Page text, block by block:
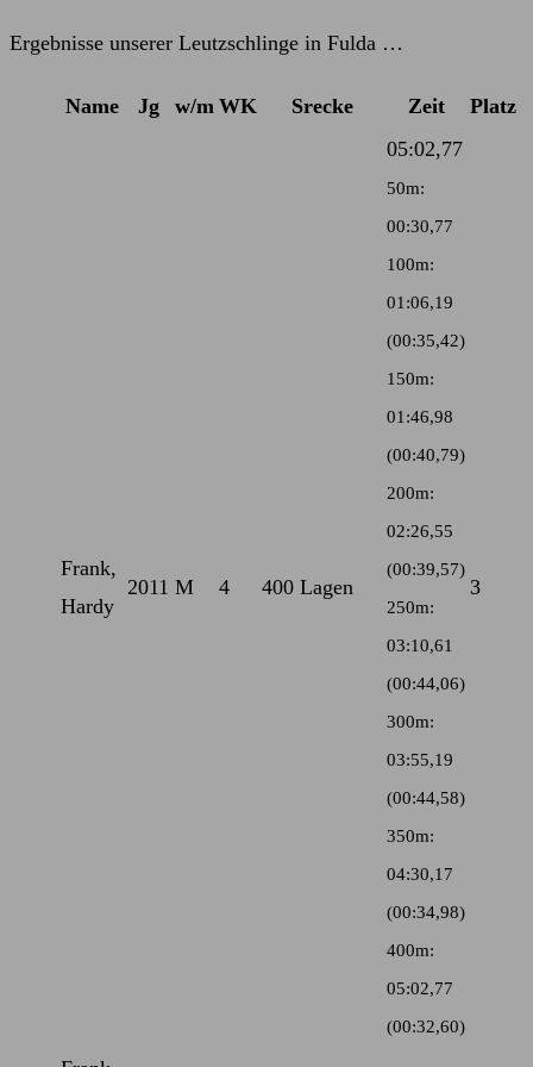
Ergebnisse unserer Leutzschlinge in Fulda …
Name Jg w/m WK Srecke Zeit Platz
Frank,
Hardy
2011 M 4 400 Lagen
05:02,77
50m:
00:30,77
100m:
01:06,19
(00:35,42)
150m:
01:46,98
(00:40,79)
200m:
02:26,55
(00:39,57)
250m:
03:10,61
(00:44,06)
300m:
03:55,19
(00:44,58)
350m:
04:30,17
(00:34,98)
400m:
05:02,77
(00:32,60)
3